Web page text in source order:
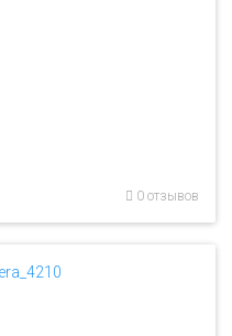
0 отзывов